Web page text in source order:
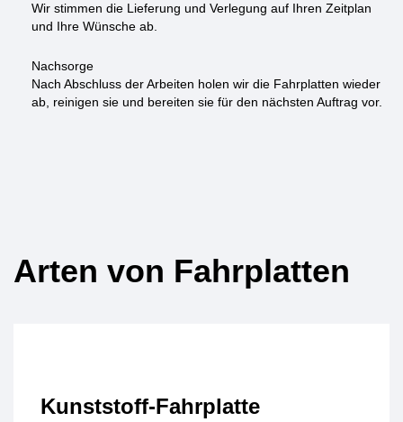
Wir stimmen die Lieferung und Verlegung auf Ihren Zeitplan
und Ihre Wünsche ab.
Nachsorge
Nach Abschluss der Arbeiten holen wir die Fahrplatten wieder
ab, reinigen sie und bereiten sie für den nächsten Auftrag vor.
Arten von Fahrplatten
Kunststoff-Fahrplatte